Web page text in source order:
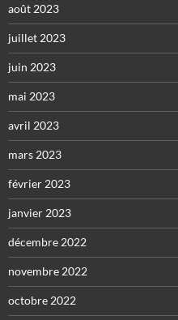
août 2023
juillet 2023
juin 2023
mai 2023
avril 2023
mars 2023
février 2023
janvier 2023
décembre 2022
novembre 2022
octobre 2022